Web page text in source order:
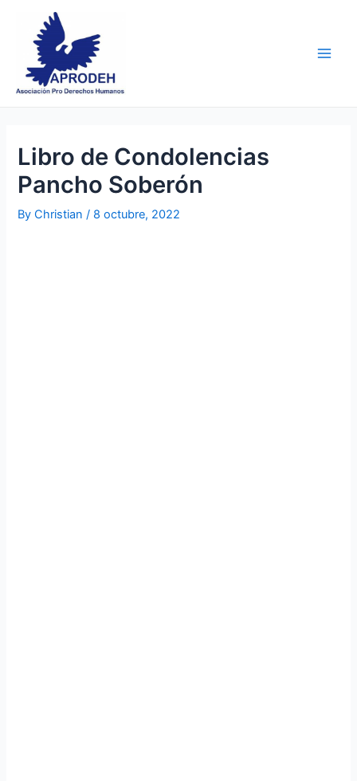
content
Libro de Condolencias
Pancho Soberón
ByChristian/ 8 octubre, 2022
navigation